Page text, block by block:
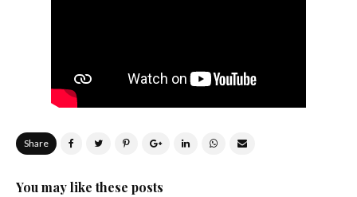
Share
You may like these posts